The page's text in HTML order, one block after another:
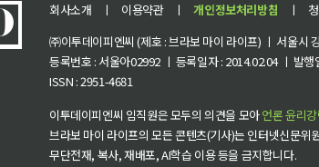
회사소개 ㅣ 이용약관 ㅣ 개인정보처리방침 ㅣ
㈜이투데이피엔씨 (제호 : 브라보 마이 라이프) ㅣ 서울
등록번호 : 서울아02992 ㅣ 등록일자 : 2014.02.04 ㅣ 발
ISSN : 2951-4681
이투데이피엔씨 임직원은 모두의 의견을 모아언론 윤리
브라보 마이 라이프의 모든 콘텐츠(기사)는 인터넷신문
무단전재, 복사, 재배포, AI학습 이용 등을 금지합니다.